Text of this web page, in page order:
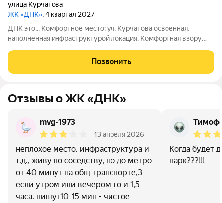
улица Курчатова
ЖК «ДНК», 4 квартал 2027
ДНК это... Комфортное место: ул. Курчатова освоенная,
наполненная инфраструктурой локация. Комфортная взору
многообразие планировок, квартиры с
Позвонить
Отзывы о ЖК «ДНК»
mvg-1973
13 апреля 2026
неплохое место, инфраструктура и
т.д., живу по соседству, но до метро
от 40 минут на общ транспорте,3
если утром или вечером то и 1,5
часа. пишут10-15 мин - чистое
Когда будет
парк???!!!